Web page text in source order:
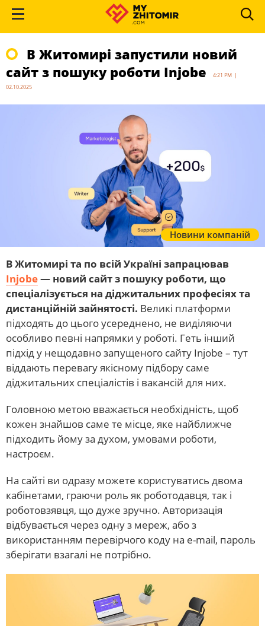
В Житомирі запустили новий
сайт з пошуку роботи Injobe
4:21 PM |
02.10.2025
Новини компаній
В Житомирі та по всій Україні запрацював
Injobe— новий сайт з пошуку роботи, що
спеціалізується на діджитальних професіях та
дистанційній зайнятості. Великі платформи
підходять до цього усереднено, не виділяючи
особливо певні напрямки у роботі. Геть інший
підхід у нещодавно запущеного сайту Injobe – тут
віддають перевагу якісному підбору саме
діджитальних спеціалістів і вакансій для них.
Головною метою вважається необхідність, щоб
кожен знайшов саме те місце, яке найближче
підходить йому за духом, умовами роботи,
настроєм.
На сайті ви одразу можете користуватись двома
кабінетами, граючи роль як роботодавця, так і
роботовзявця, що дуже зручно. Авторизація
відбувається через одну з мереж, або з
використанням перевірчого коду на e-mail, пароль
зберігати взагалі не потрібно.